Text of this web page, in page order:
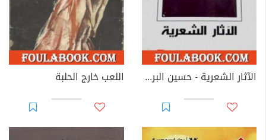
الآثار الشعرية - حسين البرغوثي اللعب خارج الحلبة